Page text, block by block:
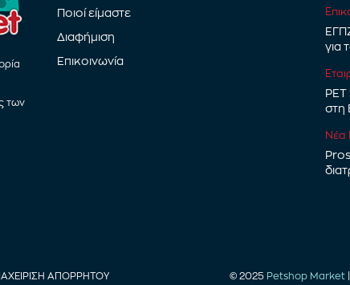
των
Ποιοί είμαστε
Διαφήμιση
Επικοινωνία
για
στη
Νέα
ΑΠΟΡΡΗΤΟΥ © 2025 Petshop Market